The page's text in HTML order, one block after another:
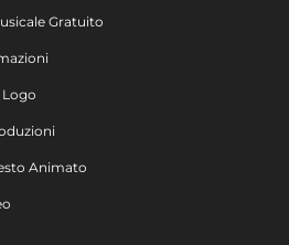
Gratuito
Animato